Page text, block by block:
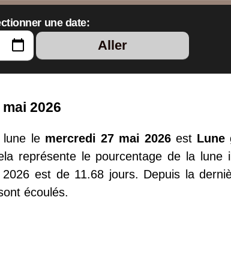
une date:
Aller
2026
lune le mercredi 27 mai 2026est Lune
représente le pourcentage de la lune
est de 11.68 jours. Depuis la
écoulés.